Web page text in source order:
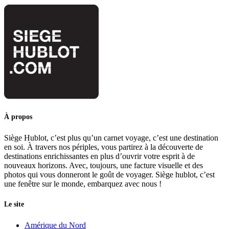
À propos
Siège Hublot, c’est plus qu’un carnet voyage, c’est une destination
en soi. À travers nos périples, vous partirez à la découverte de
destinations enrichissantes en plus d’ouvrir votre esprit à de
nouveaux horizons. Avec, toujours, une facture visuelle et des
photos qui vous donneront le goût de voyager. Siège hublot, c’est
une fenêtre sur le monde, embarquez avec nous !
Le site
Amérique du Nord